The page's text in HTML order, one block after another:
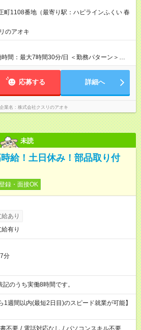
当】 登録販売者資格手当
（時給＋30円） 【試用期間】試用期間なし
町1108番地（最寄り駅：ハピラインふくい 春
のアオキ
間：最大7時間30分/日 ＜勤務パターン＞
12:00～18:00 ・16:00～22:00 1日5時間 （7時
応募する 詳細へ
業名 株式会社クスリのアオキ
未読
給！土日休み！部品取り付
録・面接OK
あり
有り
分
17:00 ※表記のうち実働8時間です。
1週間以内(最短2日目)のスピード就業が可能】
不要 / 電話対応なし / パソコンスキル不要